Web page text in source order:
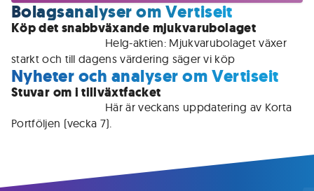
Bolagsanalyser om Vertiseit
Köp det snabbväxande mjukvarubolaget
Helg-aktien: Mjukvarubolaget växer
starkt och till dagens värdering säger vi köp
Nyheter och analyser om Vertiseit
Stuvar om i tillväxtfacket
Här är veckans uppdatering av Korta
Portföljen (vecka 7).